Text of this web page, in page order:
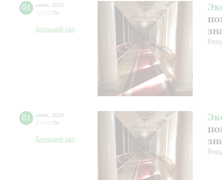
01 июля 2024
12:00 Пн
Большой зал
01 июля 2024
17:00 Пн
Большой зал